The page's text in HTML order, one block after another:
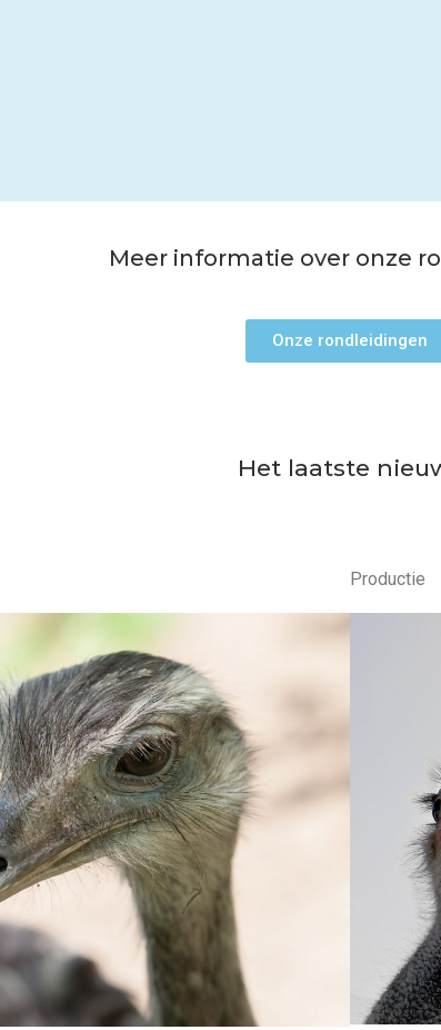
Meer informatie over onze
Onze rondleidingen
Het laatste
Productie